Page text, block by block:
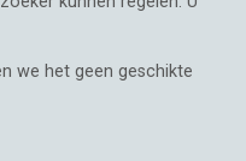
we het geen geschikte